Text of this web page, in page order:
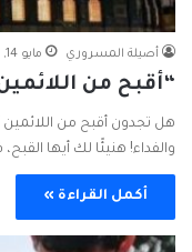
أصيلة المسروري مايو 14, 2021
“أقبح من
هل تجدون أقبح من
والفداء! هنيئًا لك أيها
أكمل القراءة »